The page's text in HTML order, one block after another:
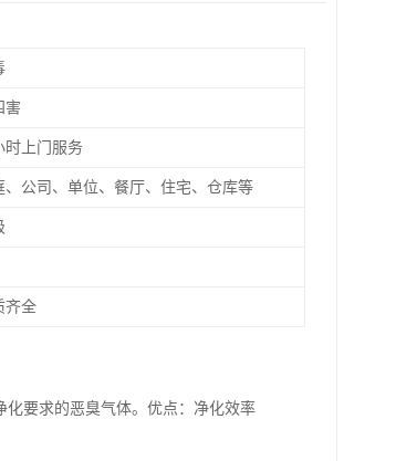
害
时上门服务
、公司、单位、餐厅、住宅、仓库等
齐全
要求的恶臭气体。优点：净化效率